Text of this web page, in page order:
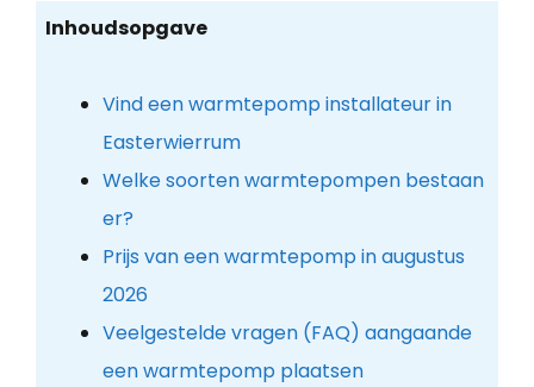
Inhoudsopgave
Vind een warmtepomp installateur in
Easterwierrum
Welke soorten warmtepompen bestaan
er?
Prijs van een warmtepomp in augustus
2026
Veelgestelde vragen (FAQ) aangaande
een warmtepomp plaatsen